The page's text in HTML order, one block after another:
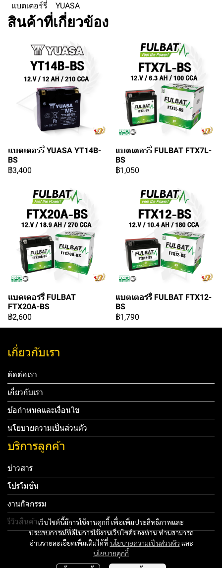
แบตเตอร์รี่ YUASA
สินค้าที่เกี่ยวข้อง
แบตเตอร์รี่ YUASA YT14B-
BS
฿3,400
แบตเตอร์รี่ FULBAT FTX7L-
BS
฿1,050
แบตเตอร์รี่ FULBAT
FTX20A-BS
฿2,600
แบตเตอร์รี่ FULBAT FTX12-
BS
฿1,790
เว็บไซต์นี้มีการใช้งานคุกกี้ เพื่อเพิ่มประสิทธิภาพและ
ประสบการณ์ที่ดีในการใช้งานเว็บไซต์ของท่าน ท่านสามารถ
อ่านรายละเอียดเพิ่มเติมได้ที่ นโยบายความเป็นส่วนตัว และ
นโยบายคุกกี้
เกี่ยวกับเรา
ติดต่อเรา
เกี่ยวกับเรา
ข้อกำหนดและเงื่อนไข
นโยบายความเป็นส่วนตัว
บริการลูกค้า
ข่าวสาร
โปรโมชั่น
งานกิจกรรม
รีวิวสินค้า
Tel: 012 345 67890 Email: mail@yourdomain.com